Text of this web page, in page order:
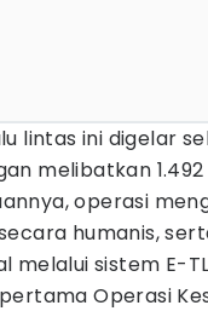
lintas ini digelar
melibatkan
operasi
humanis,
melalui sistem E-
Operasi